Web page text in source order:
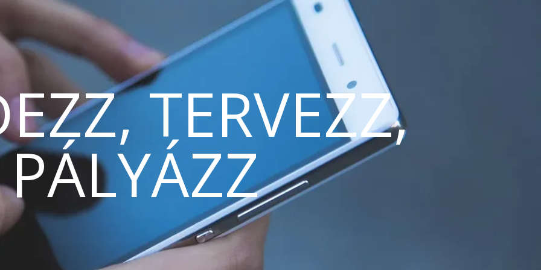
TERVEZZ,
PÁLYÁZZ